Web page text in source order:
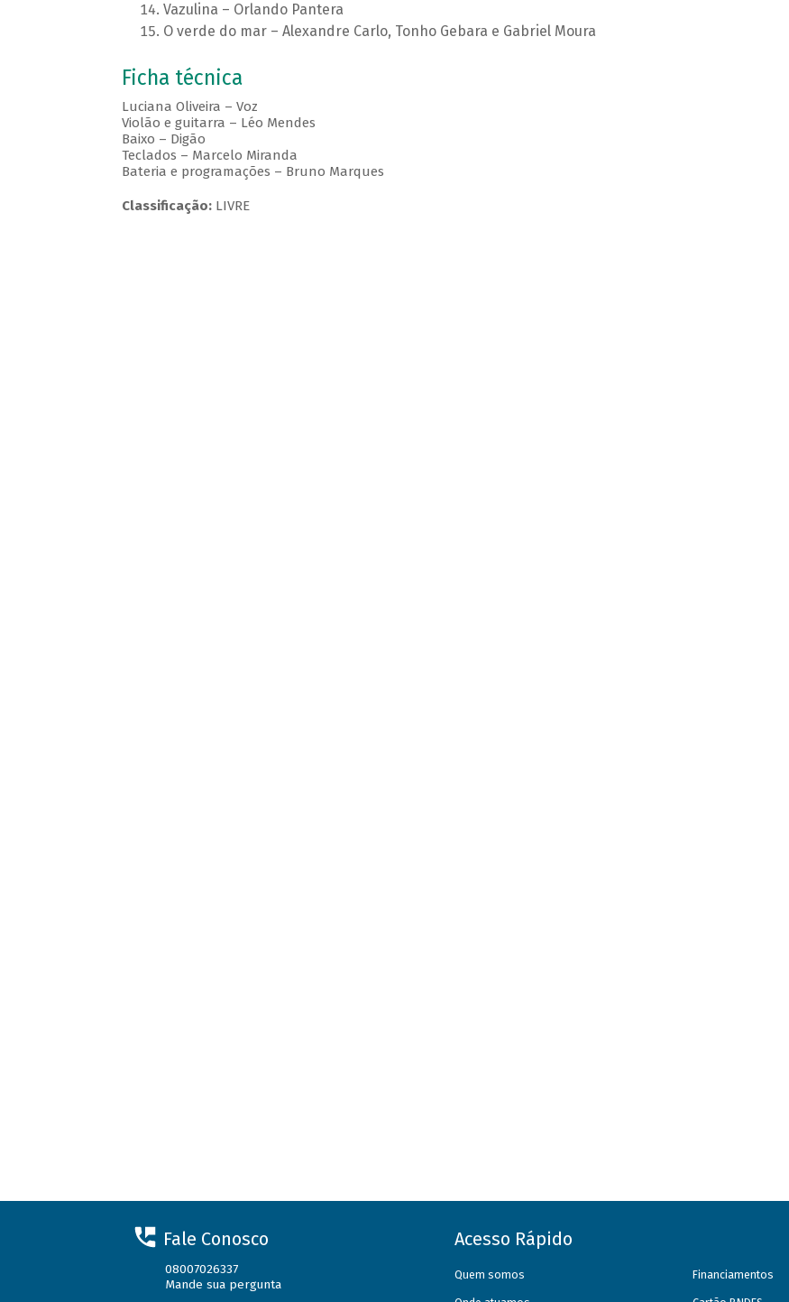
Vazulina – Orlando Pantera
O verde do mar – Alexandre Carlo, Tonho Gebara e Gabriel Moura
Ficha técnica
Luciana Oliveira – Voz
Violão e guitarra – Léo Mendes
Baixo – Digão
Teclados – Marcelo Miranda
Bateria e programações – Bruno Marques
Classificação:LIVRE
Fale Conosco
08007026337
Mande sua pergunta
Acesso Rápido
Quem somos Financiamentos